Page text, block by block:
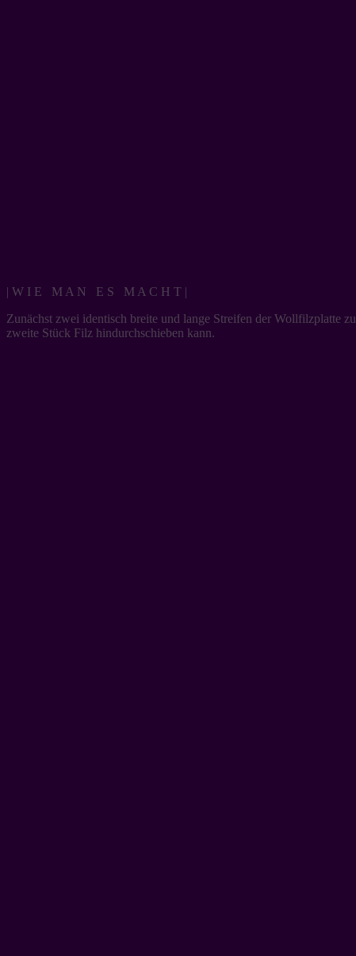
| W I E M A N E S M A C H T |
Zunächst zwei identisch breite und lange Streifen der Wollfilzplatte
zweite Stück Filz hindurchschieben kann.